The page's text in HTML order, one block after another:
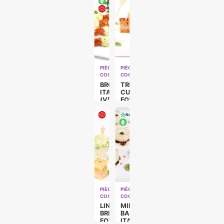
PIÈCES
COCKTAILS
BROCHETTE
ITALIENNE
(VÉGÉ)
PIÈCES
COCKTAILS
TRESOR
CUBE
FOIE
GRAS
PIÈCES
COCKTAILS
LINGOT
BRIOCHÉ
FOIE
Nouveau
PIÈCES
COCKTAILS
MINI
BAGEL
ITALIEN